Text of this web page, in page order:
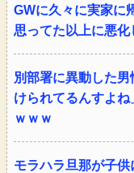
GWに久々に実家に
思ってた以上に悪化
別部署に異動した
けられてるんすよ
ｗｗｗ
モラハラ旦那が子